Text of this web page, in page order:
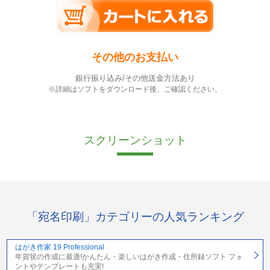
その他のお支払い
銀行振り込み/その他送金方法あり
※詳細はソフトをダウンロード後、ご確認ください。
スクリーンショット
「宛名印刷」カテゴリーの人気ランキング
はがき作家 19 Professional
年賀状の作成に最適!かんたん・楽しいはがき作成・住所録ソフト フォ
ントやテンプレートも充実!